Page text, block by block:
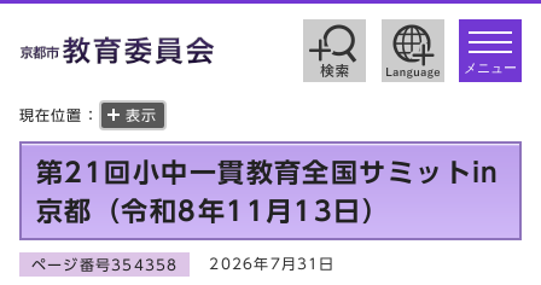
toggle
メニュー
現在位置： 表示
第21回小中一貫教育全国サミットin
京都（令和8年11月13日）
ページ番号354358 2026年7月31日